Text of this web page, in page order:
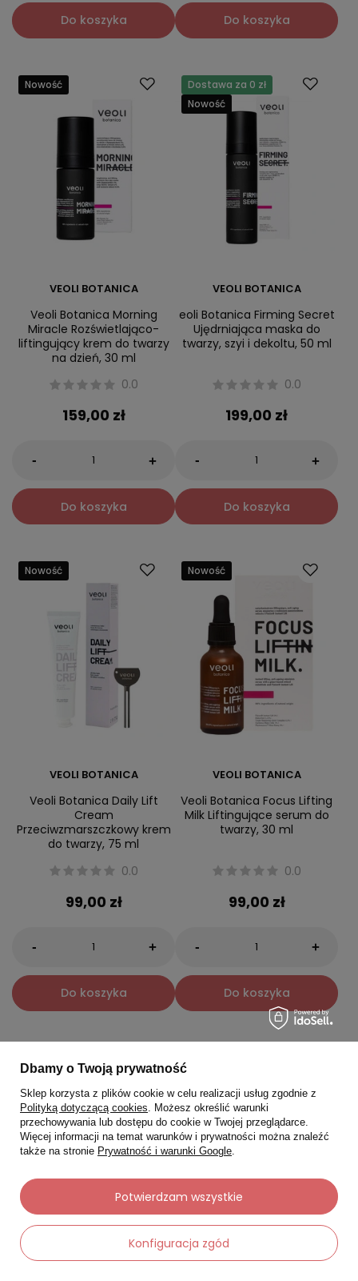
Do koszyka Do koszyka
Nowość
VEOLI BOTANICA
Veoli Botanica Morning
Miracle Rozświetlająco-
liftingujący krem do twarzy
na dzień, 30 ml
0.0
159,00 zł
- +
Do koszyka
Dostawa za 0 zł
Nowość
VEOLI BOTANICA
eoli Botanica Firming Secret
Ujędrniająca maska do
twarzy, szyi i dekoltu, 50 ml
0.0
199,00 zł
- +
Do koszyka
Nowość
VEOLI BOTANICA
Veoli Botanica Daily Lift
Cream
Przeciwzmarszczkowy krem
do twarzy, 75 ml
0.0
99,00 zł
- +
Do koszyka
Nowość
VEOLI BOTANICA
Veoli Botanica Focus Lifting
Milk Liftingujące serum do
twarzy, 30 ml
0.0
99,00 zł
- +
Do koszyka
VEOLI BOTANICA SENSUM MARE
Dbamy o Twoją prywatność
Sklep korzysta z plików cookie w celu realizacji usług zgodnie z
Polityką dotyczącą cookies. Możesz określić warunki
przechowywania lub dostępu do cookie w Twojej przeglądarce.
Więcej informacji na temat warunków i prywatności można znaleźć
także na stronie Prywatność i warunki Google.
Konfiguracja zgód
Potwierdzam wszystkie